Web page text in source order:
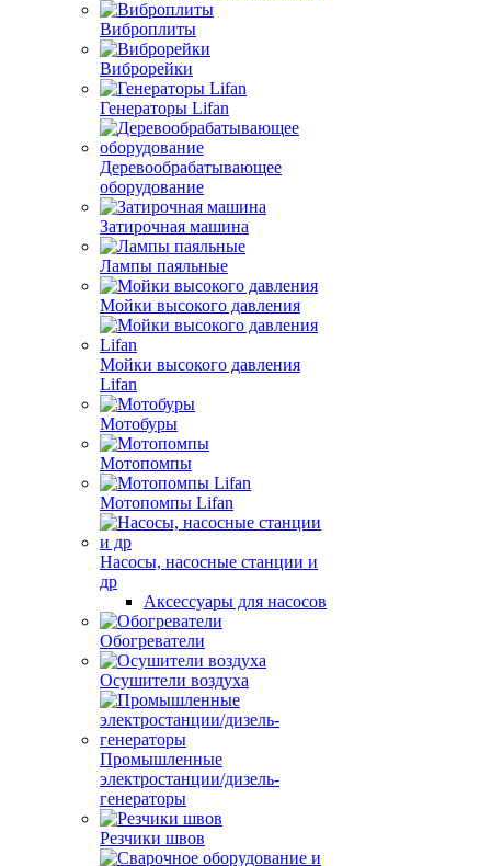
Виброплиты
Виброрейки
Генераторы Lifan
Деревообрабатывающее
оборудование
Затирочная машина
Лампы паяльные
Мойки высокого давления
Мойки высокого давления
Lifan
Мотобуры
Мотопомпы
Мотопомпы Lifan
Насосы, насосные станции и
др
Аксессуары для насосов
Обогреватели
Осушители воздуха
Промышленные
электростанции/дизель-
генераторы
Резчики швов